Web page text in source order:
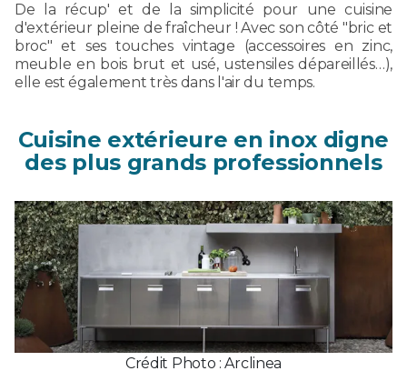
De la récup' et de la simplicité pour une cuisine
d'extérieur pleine de fraîcheur ! Avec son côté "bric et
broc" et ses touches vintage (accessoires en zinc,
meuble en bois brut et usé, ustensiles dépareillés…),
elle est également très dans l'air du temps.
Cuisine extérieure en inox digne
des plus grands professionnels
Crédit Photo : Arclinea